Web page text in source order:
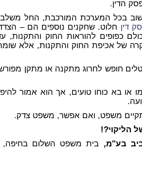
הדין.
בכל המערכת המורכבת, החל
דין חלוט. שחקנים נוספים הם –
כפופים להוראות החוק והתקנות,
של אכיפת החוק והתקנות, אלא
חופש לחרוג מתקנה או מתקן
או בא כוחו טועים, אך הוא אמור
משפט, ואם אפשר, משפט צדק.
הליקוי?!
בע"מ, בית משפט השלום בחיפה,